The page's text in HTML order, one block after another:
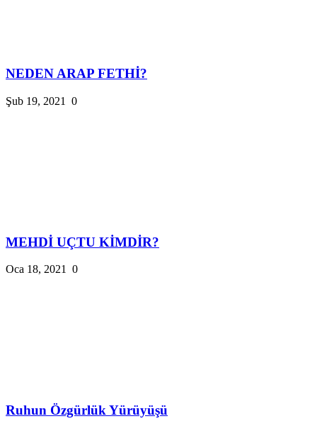
NEDEN ARAP FETHİ?
Şub 19, 2021 0
MEHDİ UÇTU KİMDİR?
Oca 18, 2021 0
Ruhun Özgürlük Yürüyüşü